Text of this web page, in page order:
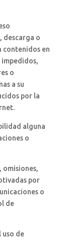
descarga o
contenidos en
impedidos,
o
a su
por la
alguna
o
por
o
de
de